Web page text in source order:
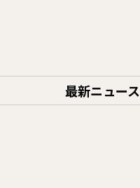
最新ニュース